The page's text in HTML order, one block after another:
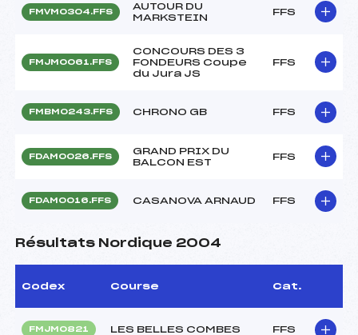
FMVM0304.FFS
AUTOUR DU
MARKSTEIN
FFS
FMJM0061.FFS
CONCOURS DES 3
FONDEURS Coupe
du Jura JS
FFS
FMBM0243.FFS CHRONO GB FFS
FDAM0026.FFS
GRAND PRIX DU
BALCON EST
FFS
FDAM0016.FFS CASANOVA ARNAUD FFS
Résultats Nordique 2004
Codex Course Cat.
FMJM0821 LES BELLES COMBES FFS